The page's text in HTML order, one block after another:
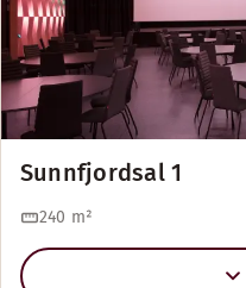
Sunnfjordsal 1
240 m²